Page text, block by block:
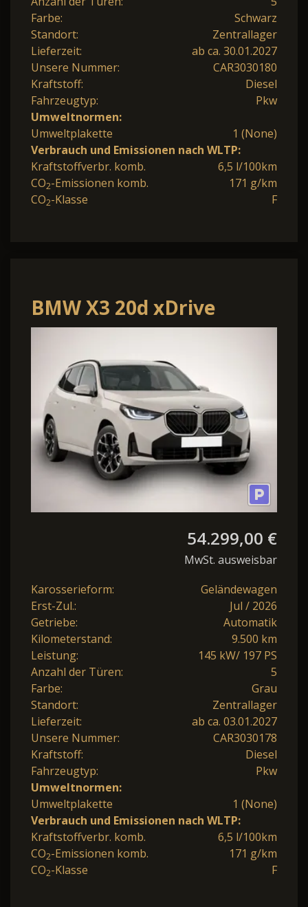
Farbe:
Schwarz
Standort:
Zentrallager
Lieferzeit:
ab ca. 30.01.2027
Unsere Nummer:
CAR3030180
Kraftstoff:
Diesel
Fahrzeugtyp:
Pkw
Umweltnormen:
Umweltplakette
1 (None)
Verbrauch und Emissionen nach WLTP:
Kraftstoffverbr. komb.
6,5 l/100km
CO2-Emissionen komb.
171 g/km
CO2-Klasse F
BMW X3 20d xDrive
54.299,00 €
MwSt. ausweisbar
Karosserieform:
Geländewagen
Erst-Zul.:
Jul / 2026
Getriebe:
Automatik
Kilometerstand:
9.500 km
Leistung:
145 kW/ 197 PS
Anzahl der Türen:
5
Farbe:
Grau
Standort:
Zentrallager
Lieferzeit:
ab ca. 03.01.2027
Unsere Nummer:
CAR3030178
Kraftstoff:
Diesel
Fahrzeugtyp:
Pkw
Umweltnormen:
Umweltplakette
1 (None)
Verbrauch und Emissionen nach WLTP:
Kraftstoffverbr. komb.
6,5 l/100km
CO2-Emissionen komb.
171 g/km
CO2-Klasse F